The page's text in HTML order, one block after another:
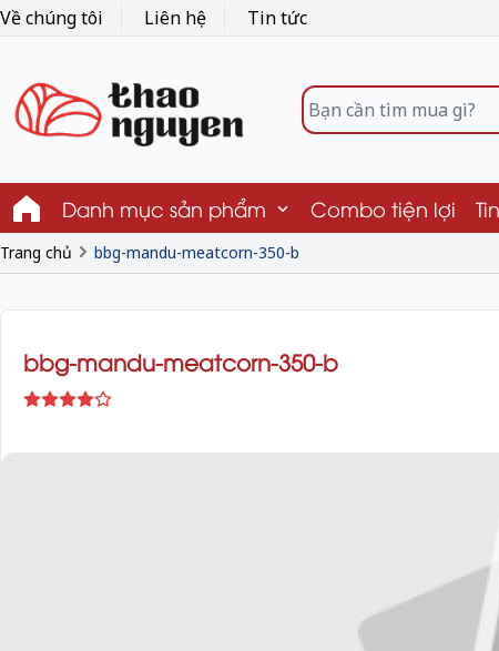
Về chúng tôi Liên hệ Tin tức
Danh mục sản phẩm Combo tiện lợi
Trang chủ bbg-mandu-meatcorn-350-b
bbg-mandu-meatcorn-350-b